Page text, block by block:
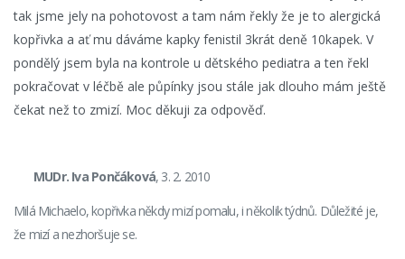
tak jsme jely na pohotovost a tam nám řekly že je to alergická
kopřivka a ať mu dáváme kapky fenistil 3krát deně 10kapek. V
pondělý jsem byla na kontrole u dětského pediatra a ten řekl
pokračovat v léčbě ale půpínky jsou stále jak dlouho mám ještě
čekat než to zmizí. Moc děkuji za odpověď.
MUDr. Iva Pončáková, 3. 2. 2010
Milá Michaelo, kopřivka někdy mizí pomalu, i několik týdnů. Důležité je,
že mizí a nezhoršuje se.